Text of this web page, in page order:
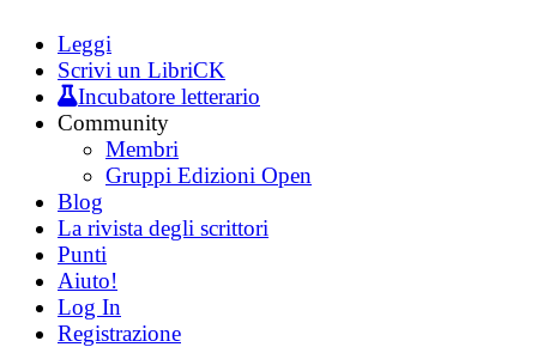
Leggi
Scrivi un LibriCK
Incubatore letterario
Community
Membri
Gruppi Edizioni Open
Blog
La rivista degli scrittori
Punti
Aiuto!
Log In
Registrazione